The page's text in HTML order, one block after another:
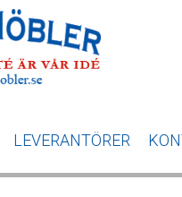
LEVERANTÖRER